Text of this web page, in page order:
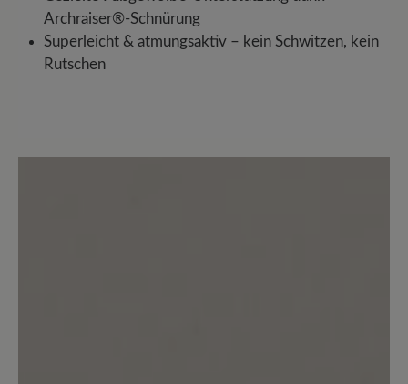
Archraiser®-Schnürung
Superleicht & atmungsaktiv – kein Schwitzen, kein
Rutschen